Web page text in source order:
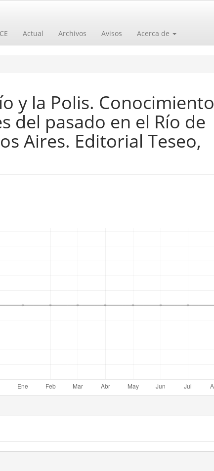
Actual Archivos Avisos Acerca de
y la Polis. Conocimiento
del pasado en el Rí­o de
Aires. Editorial Teseo,